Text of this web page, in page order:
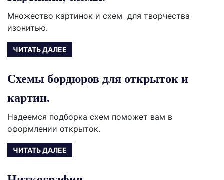
Множество картинок и схем для творчества
изонитью.
ЧИТАТЬ ДАЛЕЕ
Схемы бордюров для открыток и
картин.
Надеемся подборка схем поможет вам в
оформлении открыток.
ЧИТАТЬ ДАЛЕЕ